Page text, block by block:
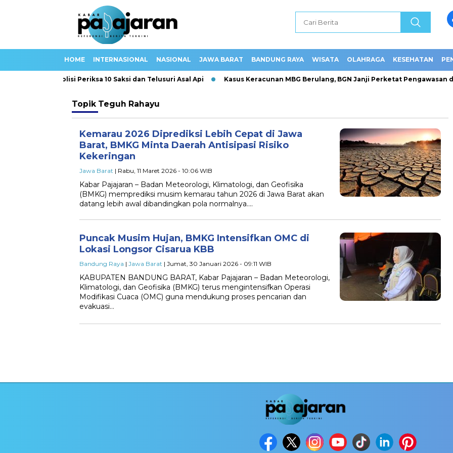
HOME INTERNASIONAL NASIONAL JAWA BARAT BANDUNG RAYA WISATA OLAHRAGA KESEHATAN
Jakarta, Polisi Periksa 10 Saksi dan Telusuri Asal Api Kasus Keracunan MBG Berulang, BGN Janji Perketat Pengawasan
Topik Teguh Rahayu
Kemarau 2026 Diprediksi Lebih Cepat di Jawa
Barat, BMKG Minta Daerah Antisipasi Risiko
Kekeringan
Jawa Barat | Rabu, 11 Maret 2026 - 10:06 WIB
Kabar Pajajaran – Badan Meteorologi, Klimatologi, dan Geofisika
(BMKG) memprediksi musim kemarau tahun 2026 di Jawa Barat akan
datang lebih awal dibandingkan pola normalnya….
Puncak Musim Hujan, BMKG Intensifkan OMC di
Lokasi Longsor Cisarua KBB
Bandung Raya | Jawa Barat | Jumat, 30 Januari 2026 - 09:11 WIB
KABUPATEN BANDUNG BARAT, Kabar Pajajaran – Badan Meteorologi,
Klimatologi, dan Geofisika (BMKG) terus mengintensifkan Operasi
Modifikasi Cuaca (OMC) guna mendukung proses pencarian dan
evakuasi…